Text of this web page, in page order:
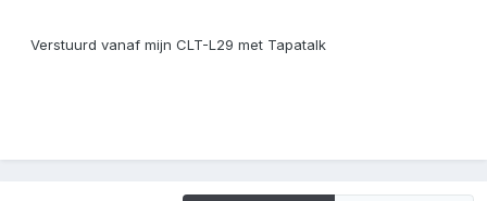
Verstuurd vanaf mijn CLT-L29 met Tapatalk